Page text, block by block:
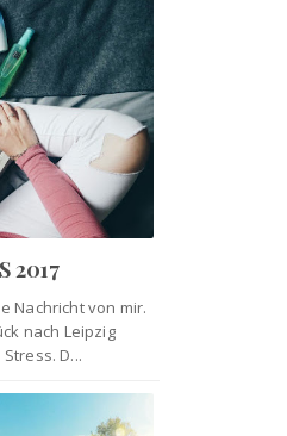
2017
Nachricht von mir.
nach Leipzig
D...